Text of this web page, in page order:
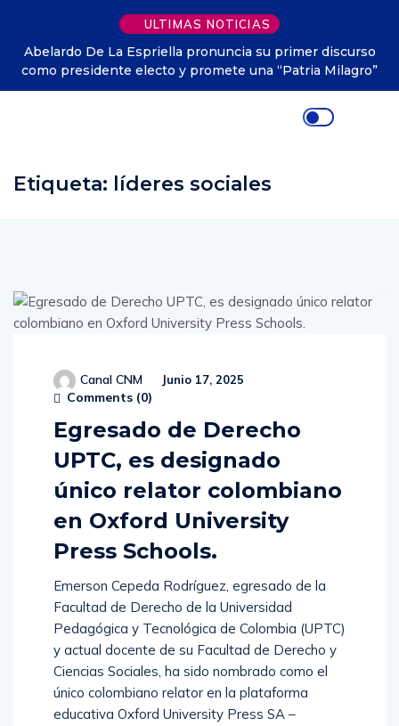
ULTIMAS NOTICIAS
Abelardo De La Espriella pronuncia su primer discurso
como presidente electo y promete una “Patria Milagro”
Etiqueta: líderes sociales
Canal CNM Junio 17, 2025
Comments (0)
Egresado de Derecho
UPTC, es designado
único relator colombiano
en Oxford University
Press Schools.
Emerson Cepeda Rodríguez, egresado de la
Facultad de Derecho de la Universidad
Pedagógica y Tecnológica de Colombia (UPTC)
y actual docente de su Facultad de Derecho y
Ciencias Sociales, ha sido nombrado como el
único colombiano relator en la plataforma
educativa Oxford University Press SA –